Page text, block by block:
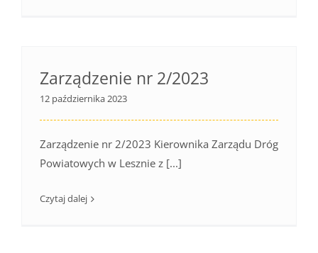
Zarządzenie nr 2/2023
12 października 2023
Zarządzenie nr 2/2023 Kierownika Zarządu Dróg
Powiatowych w Lesznie z [...]
Czytaj dalej